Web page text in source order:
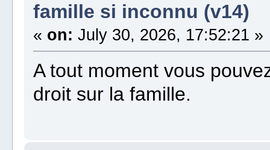
famille si inconnu (v14)
« on: July 30, 2026, 17:52:21 »
A tout moment vous
droit sur la famille.